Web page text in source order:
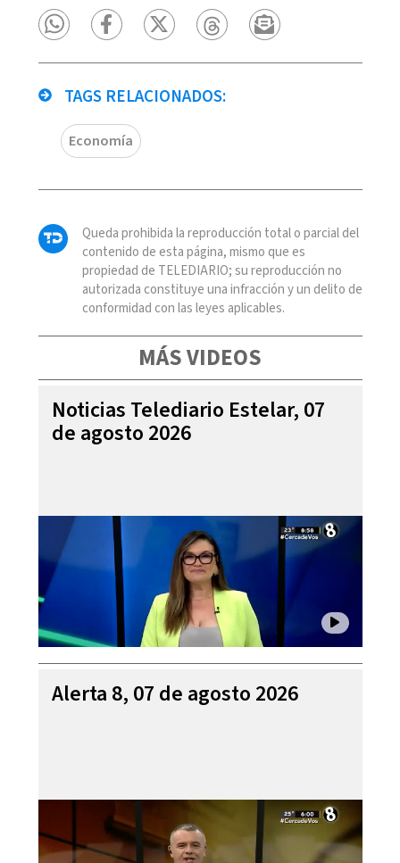
TAGS RELACIONADOS:
Economía
Queda prohibida la reproducción total o parcial del
contenido de esta página, mismo que es
propiedad de TELEDIARIO; su reproducción no
autorizada constituye una infracción y un delito de
conformidad con las leyes aplicables.
MÁS VIDEOS
Noticias Telediario Estelar, 07
de agosto 2026
Alerta 8, 07 de agosto 2026